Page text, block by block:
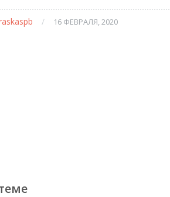
/ 16 ФЕВРАЛЯ, 2020